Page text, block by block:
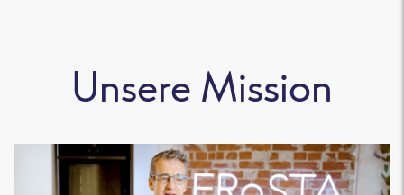
Unsere Mission